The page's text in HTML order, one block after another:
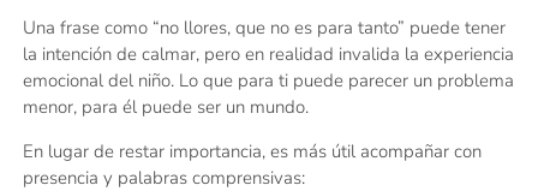
Una frase como “no llores, que no es para tanto” puede tener
la intención de calmar, pero en realidad invalida la experiencia
emocional del niño. Lo que para ti puede parecer un problema
menor, para él puede ser un mundo.
En lugar de restar importancia, es más útil acompañar con
presencia y palabras comprensivas: